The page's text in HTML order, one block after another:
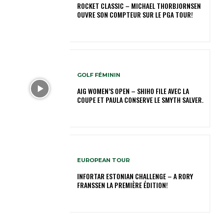
ROCKET CLASSIC – MICHAEL THORBJORNSEN
OUVRE SON COMPTEUR SUR LE PGA TOUR!
GOLF FÉMININ
AIG WOMEN’S OPEN – SHIHO FILE AVEC LA
COUPE ET PAULA CONSERVE LE SMYTH SALVER.
EUROPEAN TOUR
INFORTAR ESTONIAN CHALLENGE – A RORY
FRANSSEN LA PREMIÈRE ÉDITION!